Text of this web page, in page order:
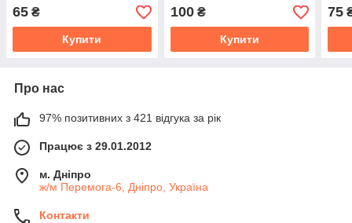
65 ₴
Купити
100₴
Купити
75
Про нас
97% позитивних з 421 відгука за рік
Працює з 29.01.2012
м. Дніпро
ж/м Перемога-6, Дніпро, Україна
Контакти